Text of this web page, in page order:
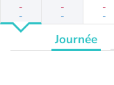
-
-
-
-
-
-
Journée